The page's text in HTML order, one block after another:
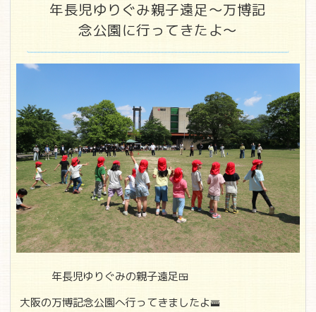
年長児ゆりぐみ親子遠足～万博記
念公園に行ってきたよ～
年長児ゆりぐみの親子遠足🍱
大阪の万博記念公園へ行ってきましたよ🚟